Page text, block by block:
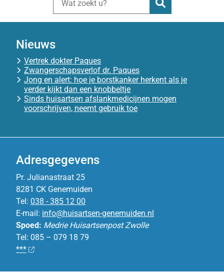
Zoeken
Nieuws
Vertrek dokter Paques
Zwangerschapsverlof dr. Paques
Jong en alert: hoe je borstkanker herkent als je
verder kijkt dan een knobbeltje
Sinds huisartsen afslankmedicijnen mogen
voorschrijven, neemt gebruik toe
Adresgegevens
Pr. Julianastraat 25
8281 CK Genemuiden
Tel: 038 - 385 12 00
E-mail: info@huisartsen-genemuiden.nl
Spoed: Medrie Huisartsenpost Zwolle
Tel: 085 – 079 18 79
***